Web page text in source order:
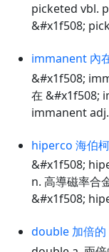
picketed vbl.
&#x1f508;
immanent 內
&#x1f508;
在 &#x1f508;
immanent
hiperco 海伯
&#x1f508;
n. 高導磁率合
&#x1f508;
double 加倍的